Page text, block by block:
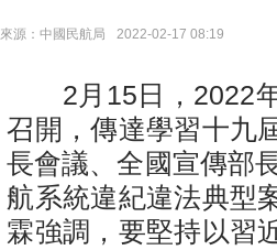
來源：中國民航局 2022-02-17 08:19
2月15日，2022年
召開，傳達學習十九
長會議、全國宣傳部
航系統違紀違法典型
霖強調，要堅持以習
开